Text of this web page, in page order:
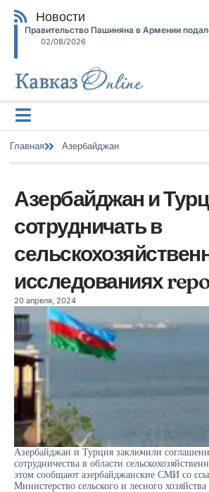
Новости
Правительство Пашиняна в Армении
02/08/2026
Главная Азербайджан
Азербайджан и
сотрудничать в
исследованиях
20 апреля, 2024
Азербайджан и Турция заключили
сотрудничества в области
этом сообщают азербайджанские СМИ со
Министерство сельского и лесного